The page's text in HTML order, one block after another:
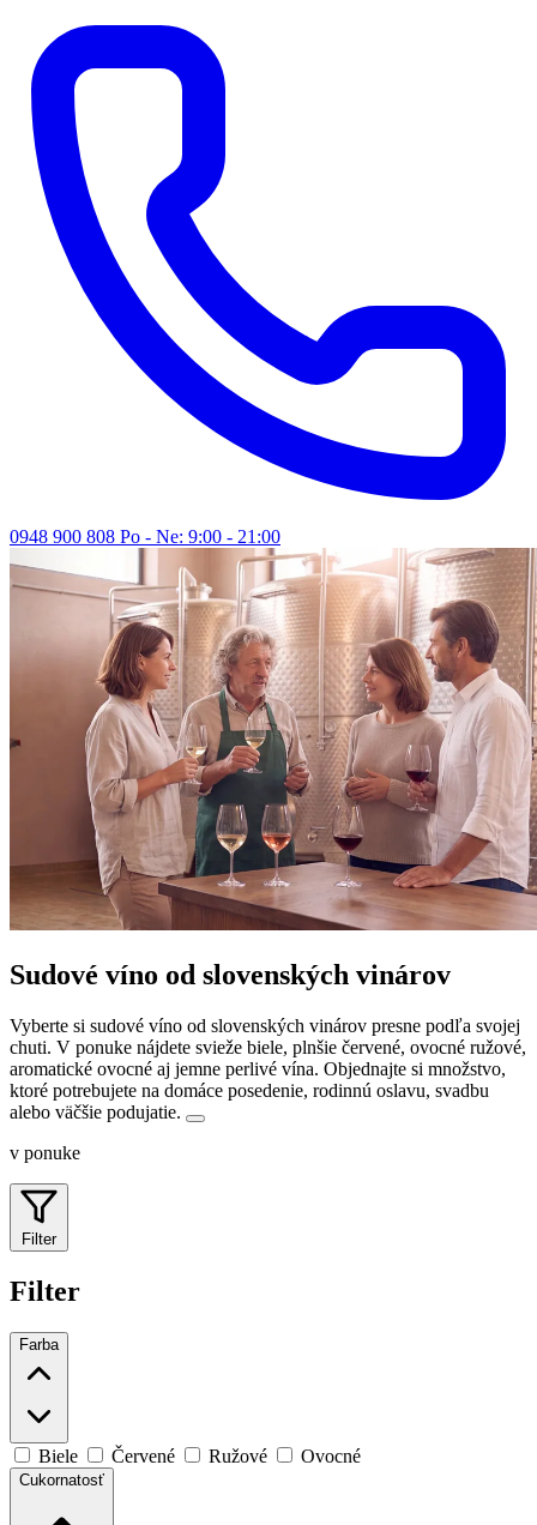
0948 900 808 Po - Ne: 9:00 - 21:00
Sudové víno od slovenských vinárov
Vyberte si sudové víno od slovenských vinárov presne podľa svojej
chuti. V ponuke nájdete svieže biele, plnšie červené, ovocné ružové,
aromatické ovocné aj jemne perlivé vína. Objednajte si množstvo,
ktoré potrebujete na domáce posedenie, rodinnú oslavu, svadbu
alebo väčšie podujatie.
v ponuke
Filter
Filter
Farba
Biele Červené Ružové Ovocné
Cukornatosť